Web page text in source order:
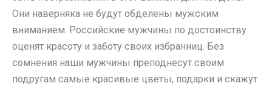
Они наверняка не будут обделены мужским
вниманием. Российские мужчины по достоинству
оценят красоту и заботу своих избранниц. Без
сомнения наши мужчины преподнесут своим
подругам самые красивые цветы, подарки и скажут